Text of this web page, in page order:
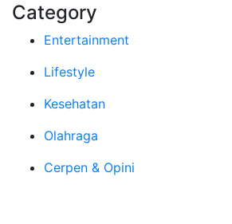
Category
Entertainment
Lifestyle
Kesehatan
Olahraga
Cerpen & Opini